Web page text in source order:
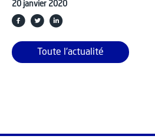
20 janvier 2020
Toute l'actualité